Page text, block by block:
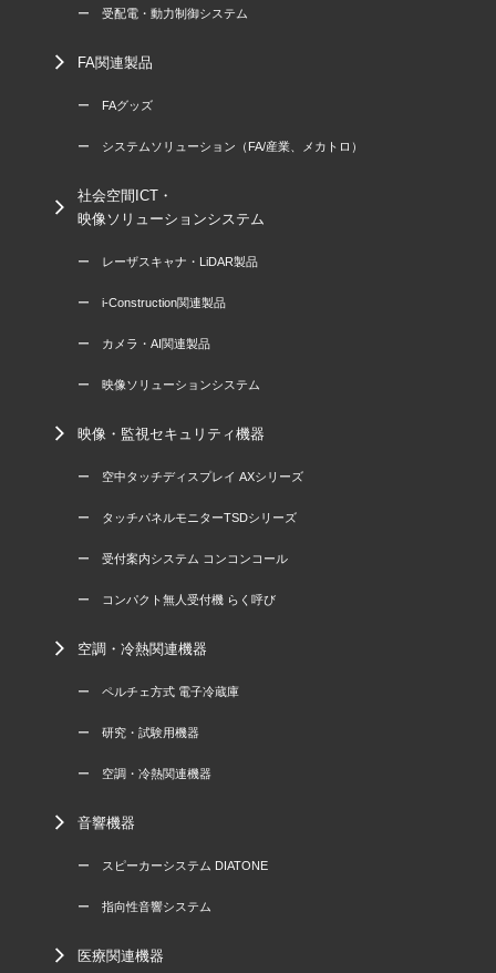
ー 受配電・動力制御システム
FA関連製品
ー FAグッズ
ー システムソリューション（FA/産業、メカトロ）
社会空間ICT・
映像ソリューションシステム
ー レーザスキャナ・LiDAR製品
ー i-Construction関連製品
ー カメラ・AI関連製品
ー 映像ソリューションシステム
映像・監視セキュリティ機器
ー 空中タッチディスプレイ AXシリーズ
ー タッチパネルモニターTSDシリーズ
ー 受付案内システム コンコンコール
ー コンパクト無人受付機 らく呼び
空調・冷熱関連機器
ー ペルチェ方式 電子冷蔵庫
ー 研究・試験用機器
ー 空調・冷熱関連機器
音響機器
ー スピーカーシステム DIATONE
ー 指向性音響システム
医療関連機器